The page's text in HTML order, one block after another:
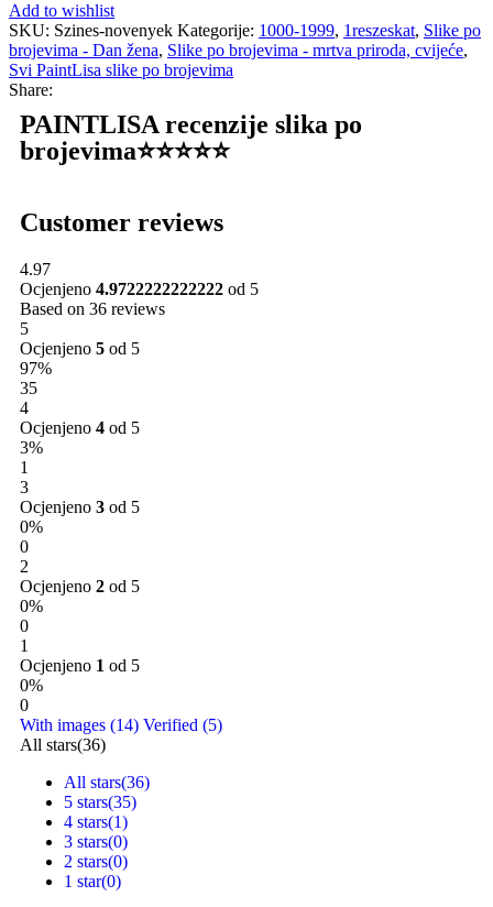
Add to wishlist
SKU: Szines-novenyek Kategorije: 1000-1999, 1reszeskat, Slike po
brojevima - Dan žena, Slike po brojevima - mrtva priroda, cvijeće,
Svi PaintLisa slike po brojevima
Share:
PAINTLISA recenzije slika po
brojevima⭐️⭐️⭐️⭐️⭐️
Customer reviews
4.97
Ocjenjeno 4.9722222222222 od 5
Based on 36 reviews
5
Ocjenjeno 5 od 5
97%
35
4
Ocjenjeno 4 od 5
3%
1
3
Ocjenjeno 3 od 5
0%
0
2
Ocjenjeno 2 od 5
0%
0
1
Ocjenjeno 1 od 5
0%
0
With images (14) Verified (5)
All stars(36)
All stars(36)
5 stars(35)
4 stars(1)
3 stars(0)
2 stars(0)
1 star(0)